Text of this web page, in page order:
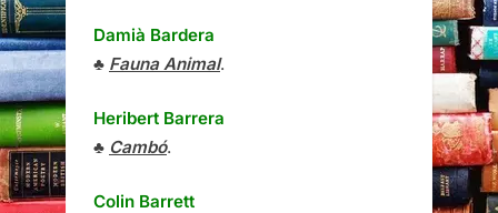
Damià Bardera
♣ Fauna Animal.
Heribert Barrera
♣ Cambó.
Colin Barrett